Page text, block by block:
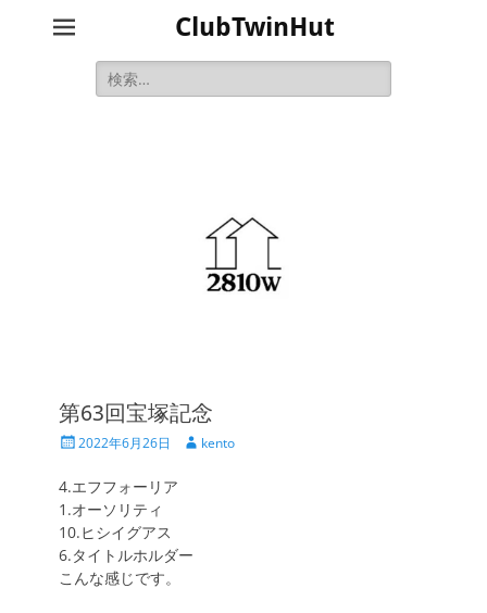
ClubTwinHut
検
索:
第63回宝塚記念
投
日
2022年6月26日
投 kento
4.エフフォーリア
1.オーソリティ
10.ヒシイグアス
6.タイトルホルダー
こんな感じです。